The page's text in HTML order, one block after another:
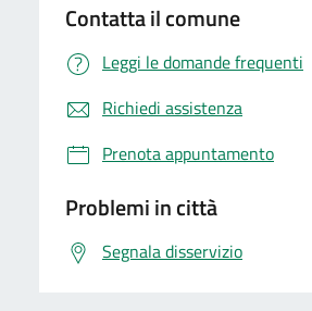
Contatta il comune
Leggi le domande frequenti
Richiedi assistenza
Prenota appuntamento
Problemi in città
Segnala disservizio